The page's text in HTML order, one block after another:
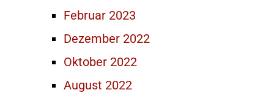
Februar 2023
Dezember 2022
Oktober 2022
August 2022